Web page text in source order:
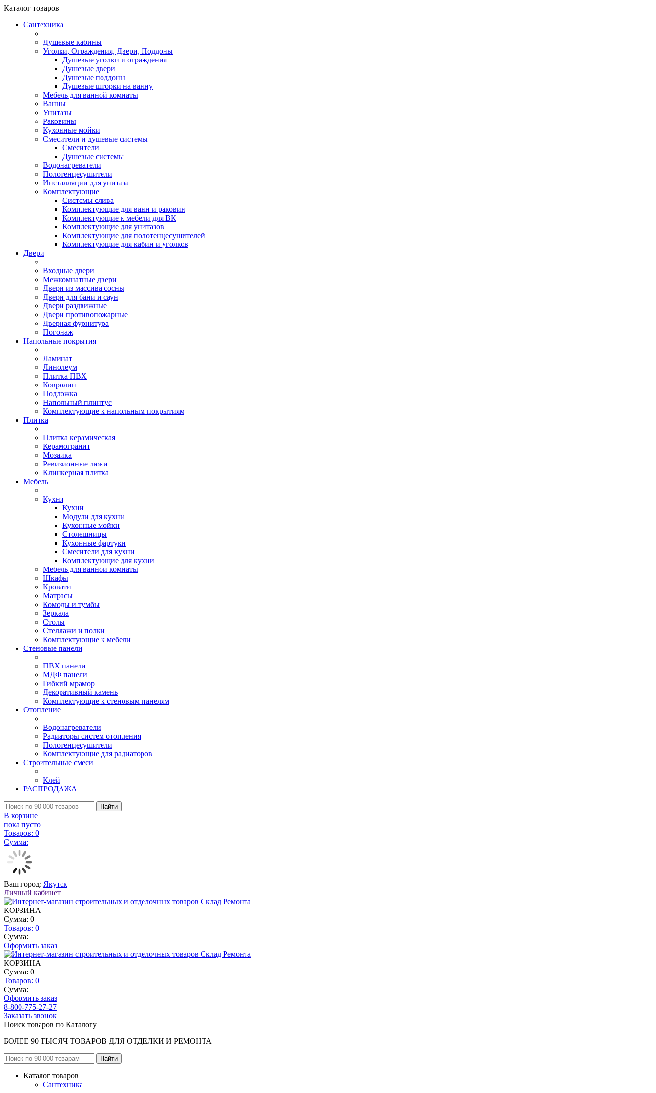
Каталог товаров
Сантехника
Душевые кабины
Уголки, Ограждения, Двери, Поддоны
Душевые уголки и ограждения
Душевые двери
Душевые поддоны
Душевые шторки на ванну
Мебель для ванной комнаты
Ванны
Унитазы
Раковины
Кухонные мойки
Смесители и душевые системы
Смесители
Душевые системы
Водонагреватели
Полотенцесушители
Инсталляции для унитаза
Комплектующие
Системы слива
Комплектующие для ванн и раковин
Комплектующие к мебели для ВК
Комплектующие для унитазов
Комплектующие для полотенцесушителей
Комплектующие для кабин и уголков
Двери
Входные двери
Межкомнатные двери
Двери из массива сосны
Двери для бани и саун
Двери раздвижные
Двери противопожарные
Дверная фурнитура
Погонаж
Напольные покрытия
Ламинат
Линолеум
Плитка ПВХ
Ковролин
Подложка
Напольный плинтус
Комплектующие к напольным покрытиям
Плитка
Плитка керамическая
Керамогранит
Мозаика
Ревизионные люки
Клинкерная плитка
Мебель
Кухня
Кухни
Модули для кухни
Кухонные мойки
Столешницы
Кухонные фартуки
Смесители для кухни
Комплектующие для кухни
Мебель для ванной комнаты
Шкафы
Кровати
Матрасы
Комоды и тумбы
Зеркала
Столы
Стеллажи и полки
Комплектующие к мебели
Стеновые панели
ПВХ панели
МДФ панели
Гибкий мрамор
Декоративный камень
Комплектующие к стеновым панелям
Отопление
Водонагреватели
Радиаторы систем отопления
Полотенцесушители
Комплектующие для радиаторов
Строительные смеси
Клей
РАСПРОДАЖА
Найти
В корзине
пока пусто
Товаров: 0
Сумма:
Ваш город: Якутск
Личный кабинет
КОРЗИНА
Сумма: 0
Товаров: 0
Сумма:
Оформить заказ
КОРЗИНА
Сумма: 0
Товаров: 0
Сумма:
Оформить заказ
8-800-775-27-27
Заказать звонок
Поиск товаров по Каталогу
БОЛЕЕ 90 ТЫСЯЧ ТОВАРОВ ДЛЯ ОТДЕЛКИ И РЕМОНТА
Каталог товаров
Сантехника